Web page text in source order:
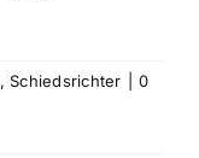
,Schiedsrichter
0